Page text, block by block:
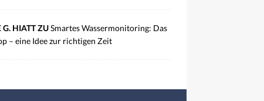
G. HIATT ZUSmartes Wassermonitoring: Das
– eine Idee zur richtigen Zeit